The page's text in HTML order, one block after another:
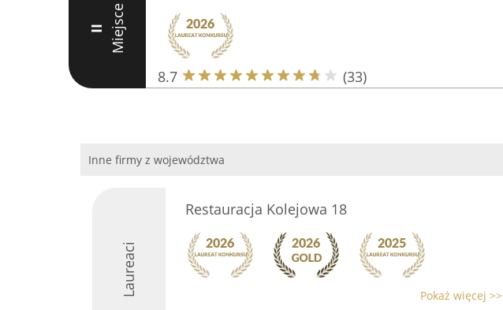
II Miejsce
8.7 (33)
Inne firmy z województwa
Laureaci
Restauracja Kolejowa 18
Pokaż więcej >>